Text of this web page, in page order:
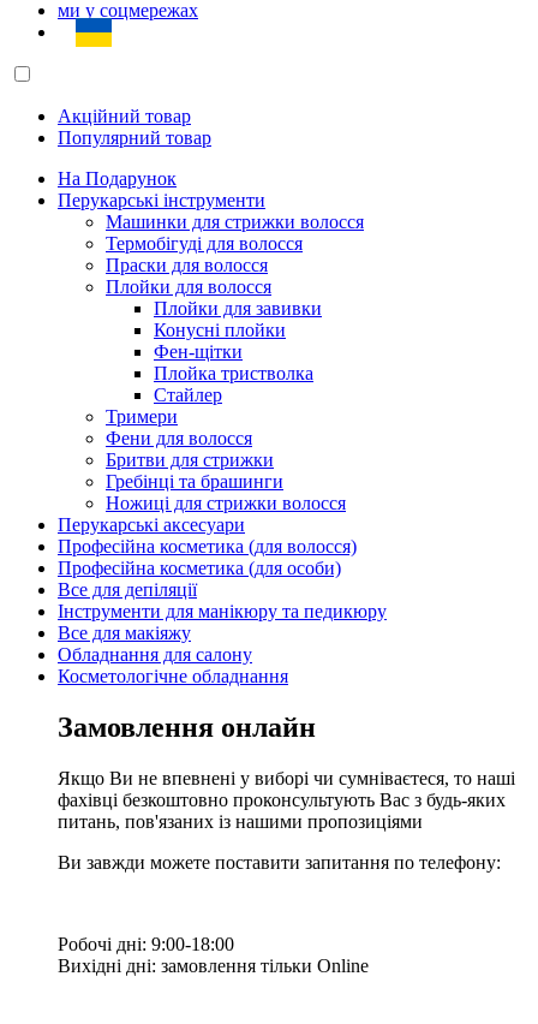
ми у соцмережах
Акційний товар
Популярний товар
На Подарунок
Перукарські інструменти
Машинки для стрижки волосся
Термобігуді для волосся
Праски для волосся
Плойки для волосся
Плойки для завивки
Конусні плойки
Фен-щітки
Плойка тристволка
Стайлер
Тримери
Фени для волосся
Бритви для стрижки
Гребінці та брашинги
Ножиці для стрижки волосся
Перукарські аксесуари
Професійна косметика (для волосся)
Професійна косметика (для особи)
Все для депіляції
Інструменти для манікюру та педикюру
Все для макіяжу
Обладнання для салону
Косметологічне обладнання
Замовлення онлайн
Якщо Ви не впевнені у виборі чи сумніваєтеся, то наші
фахівці безкоштовно проконсультують Вас з будь-яких
питань, пов'язаних із нашими пропозиціями
Ви завжди можете поставити запитання по телефону:
Робочі дні: 9:00-18:00
Вихідні дні: замовлення тільки Online